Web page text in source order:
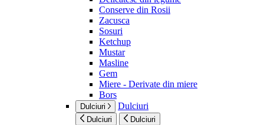
Conserve din Rosii
Zacusca
Sosuri
Ketchup
Mustar
Masline
Gem
Miere - Derivate din miere
Bors
Dulciuri Dulciuri
Dulciuri Dulciuri